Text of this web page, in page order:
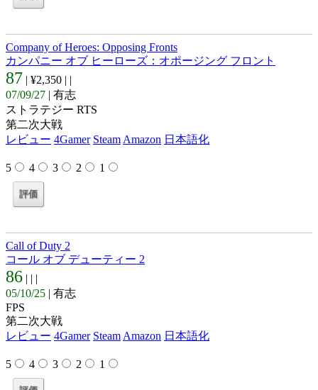
Company of Heroes: Opposing Fronts
カンパニー オブ ヒーローズ：オポージング フロント
87 | ¥2,350 | |
07/09/27 | 有志
ストラテジー RTS
第二次大戦
レビュー 4Gamer Steam Amazon 日本語化
5 4 3 2 1
Call of Duty 2
コール オブ デューティー 2
86 | | |
05/10/25 | 有志
FPS
第二次大戦
レビュー 4Gamer Steam Amazon 日本語化
5 4 3 2 1